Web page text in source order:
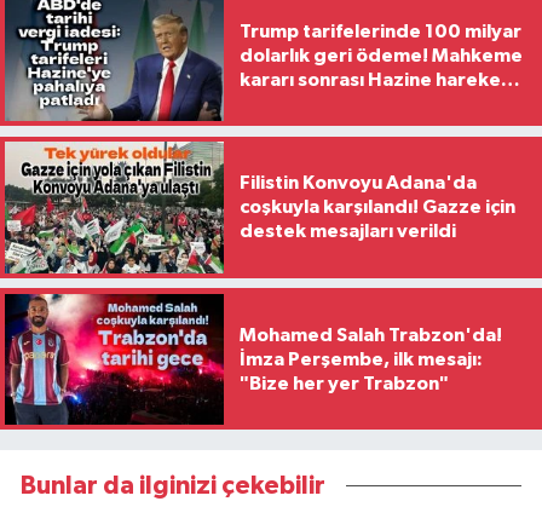
Trump tarifelerinde 100 milyar
dolarlık geri ödeme! Mahkeme
kararı sonrası Hazine harekete
Filistin Konvoyu Adana'da
coşkuyla karşılandı! Gazze için
destek mesajları verildi
Mohamed Salah Trabzon'da!
İmza Perşembe, ilk mesajı:
"Bize her yer Trabzon"
Bunlar da ilginizi çekebilir